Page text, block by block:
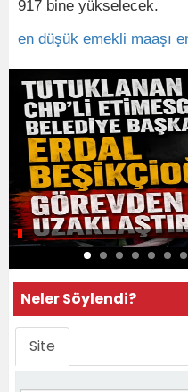
917 bine yükselecek.
en düşük emekli maaşı
Neler Söylendi?
Site